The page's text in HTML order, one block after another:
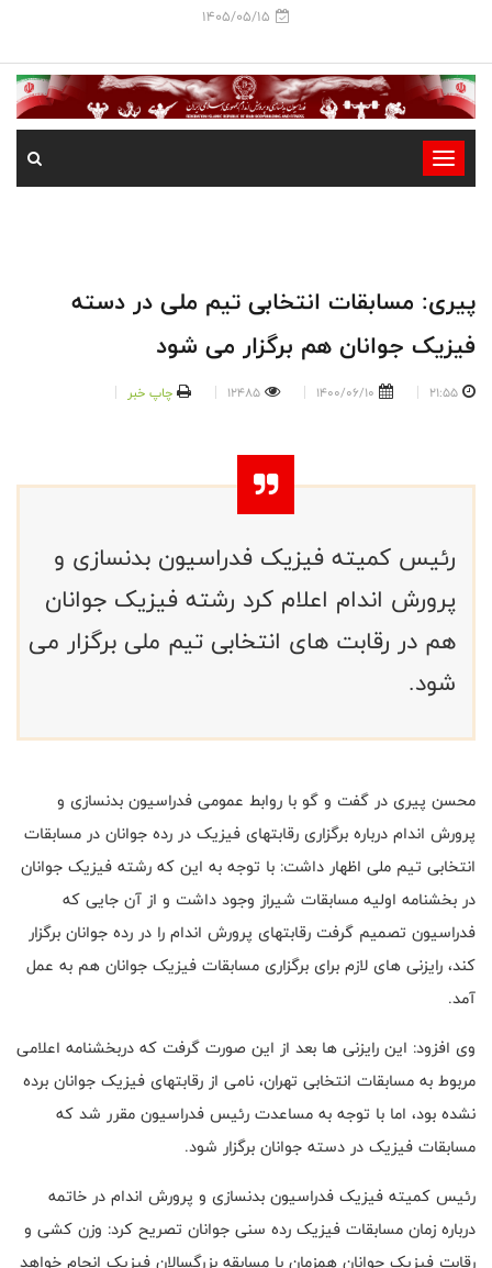
1405/05/15
-
-
-
پیری: مسابقات انتخابی تیم ملی در دسته
فیزیک جوانان هم برگزار می شود
21:55
1400/06/10
12485 چاپ خبر
رئیس کمیته فیزیک فدراسیون بدنسازی و
پرورش اندام اعلام کرد رشته فیزیک جوانان
هم در رقابت های انتخابی تیم ملی برگزار می
شود.
محسن پیری در گفت و گو با روابط عمومی فدراسیون بدنسازی و
پرورش اندام درباره برگزاری رقابتهای فیزیک در رده جوانان در مسابقات
انتخابی تیم ملی اظهار داشت: با توجه به این که رشته فیزیک جوانان
در بخشنامه اولیه مسابقات شیراز وجود داشت و از آن جایی که
فدراسیون تصمیم گرفت رقابتهای پرورش اندام را در رده جوانان برگزار
کند، رایزنی های لازم برای برگزاری مسابقات فیزیک جوانان هم به عمل
آمد.
وی افزود: این رایزنی ها بعد از این صورت گرفت که دربخشنامه اعلامی
مربوط به مسابقات انتخابی تهران، نامی از رقابتهای فیزیک جوانان برده
نشده بود، اما با توجه به مساعدت رئیس فدراسیون مقرر شد که
مسابقات فیزیک در دسته جوانان برگزار شود.
رئیس کمیته فیزیک فدراسیون بدنسازی و پرورش اندام در خاتمه
درباره زمان مسابقات فیزیک رده سنی جوانان تصریح کرد: وزن کشی و
رقابت فیزیک جوانان همزمان با مسابقه بزرگسالان فیزیک انجام خواهد